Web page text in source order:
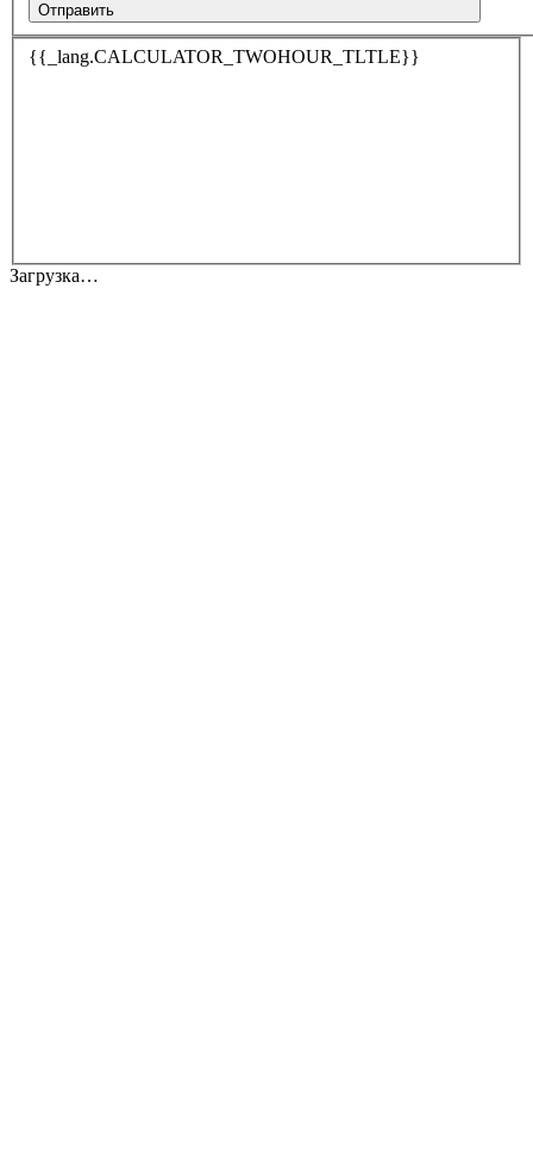
Отправить
{{_lang.CALCULATOR_TWOHOUR_TLTLE}}
Загрузка…